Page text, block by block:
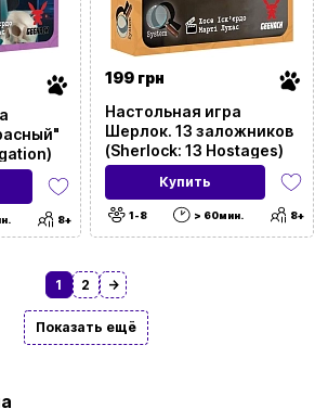
8+
199 грн
Настольная игра
Шерлок. 13 заложников
(Sherlock: 13 Hostages)
Купить
1-8 > 60мин. 8+
1 2 →
Показать ещё